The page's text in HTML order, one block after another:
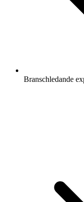
Branschledande